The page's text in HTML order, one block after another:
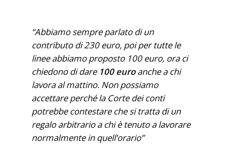
“Abbiamo sempre parlato di un
contributo di 230 euro, poi per tutte le
linee abbiamo proposto 100 euro, ora ci
chiedono di dare 100 euroanche a chi
lavora al mattino. Non possiamo
accettare perché la Corte dei conti
potrebbe contestare che si tratta di un
regalo arbitrario a chi è tenuto a lavorare
normalmente in quell’orario”